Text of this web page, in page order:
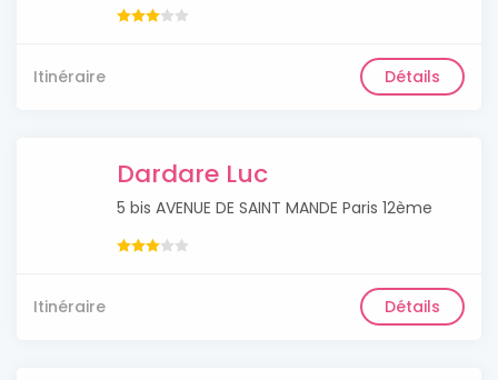
Itinéraire Détails
Dardare Luc
5 bis AVENUE DE SAINT MANDE Paris 12ème
Itinéraire Détails